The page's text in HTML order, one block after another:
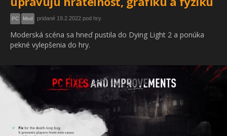
PC Mod pridané 19.2.2022 pod hry
Moderská scéna sa hneď pustila do Dying Light 2 a ponúka
pekné vylepšenia do hry.